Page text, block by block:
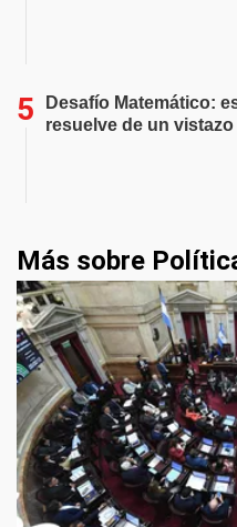
Desafío Matemático:
resuelve de un vistazo
Más sobre